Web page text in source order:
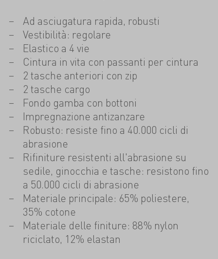
Ad asciugatura rapida, robusti
Vestibilità: regolare
Elastico a 4 vie
Cintura in vita con passanti per cintura
2 tasche anteriori con zip
2 tasche cargo
Fondo gamba con bottoni
Impregnazione antizanzare
Robusto: resiste fino a 40.000 cicli di
abrasione
Rifiniture resistenti all'abrasione su
sedile, ginocchia e tasche: resistono fino
a 50.000 cicli di abrasione
Materiale principale: 65% poliestere,
35% cotone
Materiale delle finiture: 88% nylon
riciclato, 12% elastan